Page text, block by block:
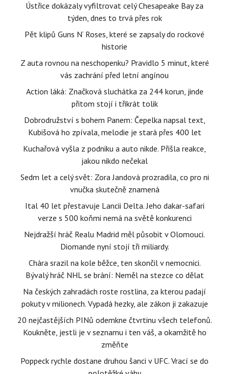
Ústřice dokázaly vyfiltrovat celý Chesapeake Bay za
týden, dnes to trvá přes rok
Pět klipů Guns N‘ Roses, které se zapsaly do rockové
historie
Z auta rovnou na neschopenku? Pravidlo 5 minut, které
vás zachrání před letní angínou
Action láká: Značková sluchátka za 244 korun, jinde
přitom stojí i třikrát tolik
Dobrodružství s bohem Panem: Čepelka napsal text,
Kubišová ho zpívala, melodie je stará přes 400 let
Kuchařová vyšla z podniku a auto nikde. Přišla reakce,
jakou nikdo nečekal
Sedm let a celý svět: Zora Jandová prozradila, co pro ni
vnučka skutečně znamená
Ital 40 let přestavuje Lancii Delta. Jeho dakar-safari
verze s 500 koňmi nemá na světě konkurenci
Nejdražší hráč Realu Madrid měl působit v Olomouci.
Diomande nyní stojí tři miliardy.
Chára srazil na kole běžce, ten skončil v nemocnici.
Bývalý hráč NHL se brání: Neměl na stezce co dělat
Na českých zahradách roste rostlina, za kterou padají
pokuty v milionech. Vypadá hezky, ale zákon ji zakazuje
20 nejčastějších PINů odemkne čtvrtinu všech telefonů.
Koukněte, jestli je v seznamu i ten váš, a okamžitě ho
změňte
Poppeck rychle dostane druhou šanci v UFC. Vrací se do